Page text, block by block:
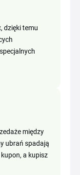
dzięki temu
między
ubrań spadają
a kupisz